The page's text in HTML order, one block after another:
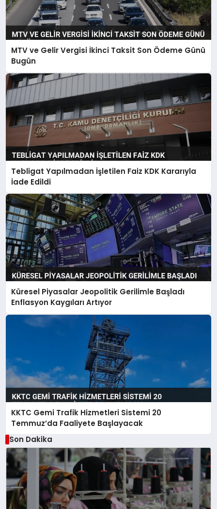
MTV ve Gelir Vergisi İkinci Taksit Son Ödeme Günü
Bugün
Tebligat Yapılmadan İşletilen Faiz KDK Kararıyla
İade Edildi
Küresel Piyasalar Jeopolitik Gerilimle Başladı
Enflasyon Kaygıları Artıyor
KKTC Gemi Trafik Hizmetleri Sistemi 20
Temmuz’da Faaliyete Başlayacak
Son Dakika